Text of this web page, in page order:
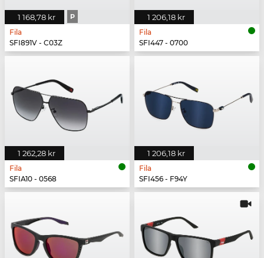
1 168,78 kr P
Fila
SFI891V - C03Z
1 206,18 kr
Fila
SFI447 - 0700
1 262,28 kr
Fila
SFIA10 - 0568
1 206,18 kr
Fila
SFI456 - F94Y